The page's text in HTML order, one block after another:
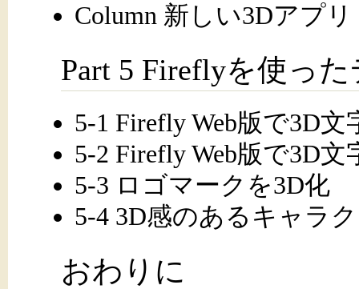
Column 新しい3Dアプリ
Part 5 Fireflyを使っ
5-1 Firefly Web版で3D
5-2 Firefly Web版で3D
5-3 ロゴマークを3D化
5-4 3D感のあるキャラ
おわりに